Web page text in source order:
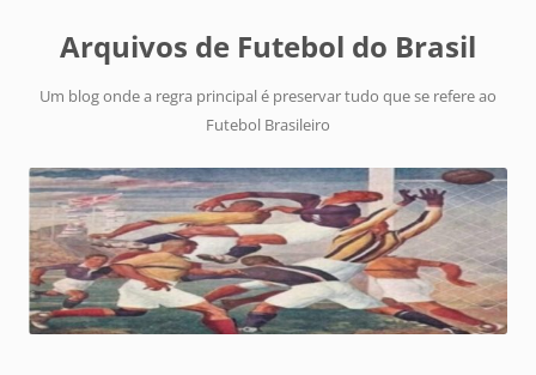
Arquivos de Futebol do Brasil
Um blog onde a regra principal é preservar tudo que se refere ao
Futebol Brasileiro